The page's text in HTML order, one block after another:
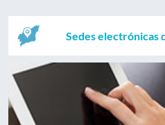
Sedes electrónicas